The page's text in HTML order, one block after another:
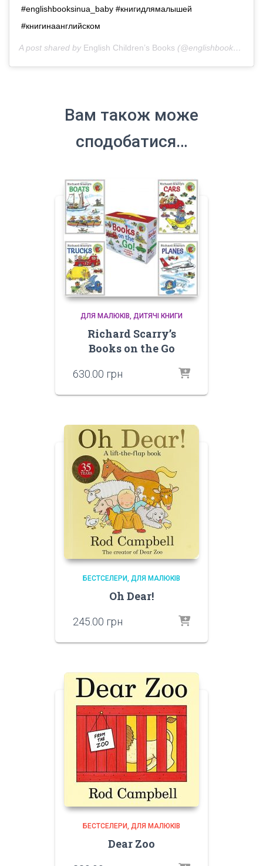
#englishbooksinua_baby #книгидлямалышей
#книгинаанглийском
A post shared by English Children’s Books (@englishbooks.in.ua) on
Вам також може
сподобатися…
ДЛЯ МАЛЮКІВ ДИТЯЧІ КНИГИ
Richard Scarry’s
Books on the Go
630.00 грн
БЕСТСЕЛЕРИ ДЛЯ МАЛЮКІВ
Oh Dear!
245.00 грн
БЕСТСЕЛЕРИ ДЛЯ МАЛЮКІВ
Dear Zoo